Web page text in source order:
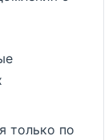
только по